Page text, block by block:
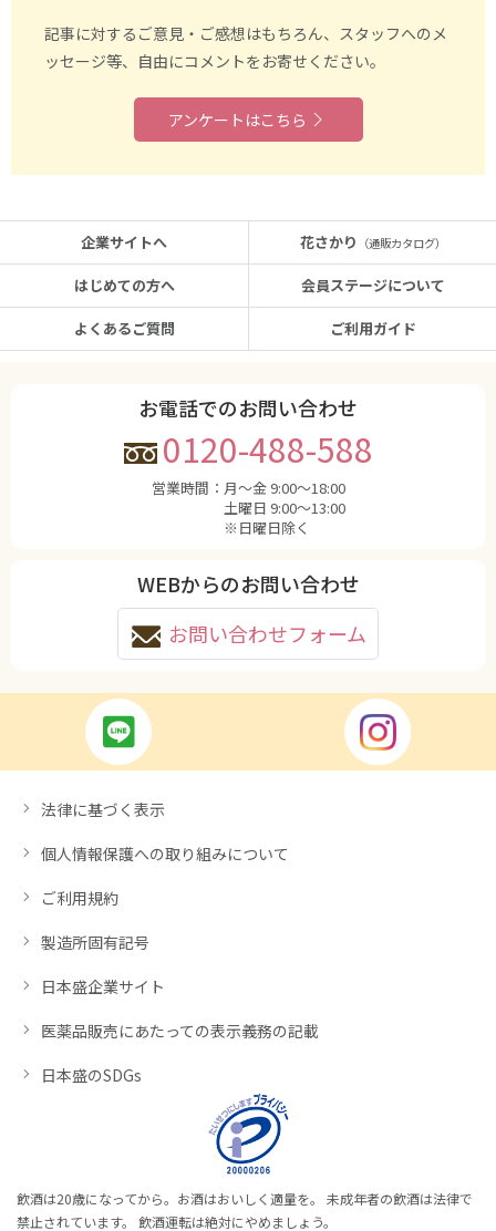
記事に対するご意見・ご感想はもちろん、スタッフへのメ
ッセージ等、自由にコメントをお寄せください。
アンケートはこちら
企業サイトへ
はじめての方へ
よくあるご質問
花さかり （通販カタログ）
会員ステージについて
ご利用ガイド
お電話でのお問い合わせ
0120-488-588
営業時間： 月〜金 9:00〜18:00
土曜日 9:00〜13:00
※日曜日除く
WEBからのお問い合わせ
お問い合わせフォーム
法律に基づく表示
個人情報保護への取り組みについて
ご利用規約
製造所固有記号
日本盛企業サイト
医薬品販売にあたっての表示義務の記載
日本盛のSDGs
飲酒は20歳になってから。お酒はおいしく適量を。 未成年者の飲酒は法律で
禁止されています。 飲酒運転は絶対にやめましょう。